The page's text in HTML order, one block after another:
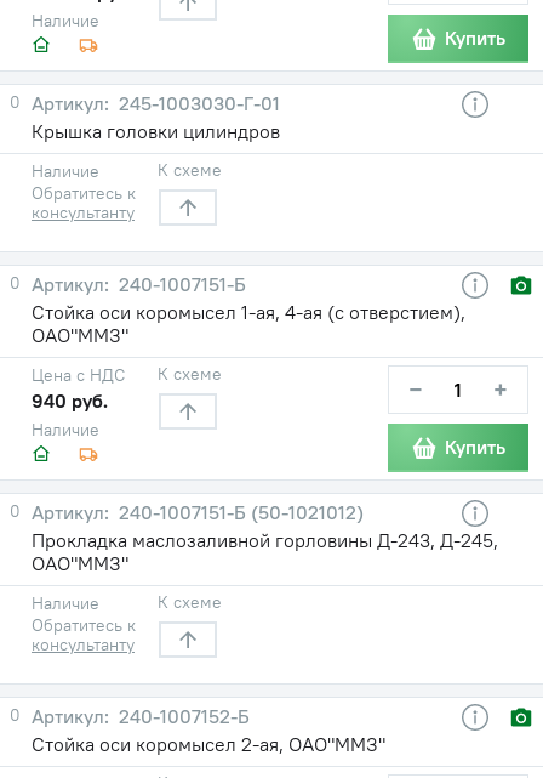
Наличие
Купить
0
245-1003030-Г-01
Крышка головки цилиндров
Наличие
Обратитесь к
консультанту
К схеме
0
240-1007151-Б
Стойка оси коромысел 1-ая, 4-ая (с отверстием),
ОАО"ММЗ"
Наличие
Цена с НДС
940 руб.
К схеме − +
Купить
0
240-1007151-Б (50-1021012)
Прокладка маслозаливной горловины Д-243, Д-245,
ОАО"ММЗ"
Наличие
Обратитесь к
консультанту
К схеме
0
240-1007152-Б
Стойка оси коромысел 2-ая, ОАО"ММЗ"